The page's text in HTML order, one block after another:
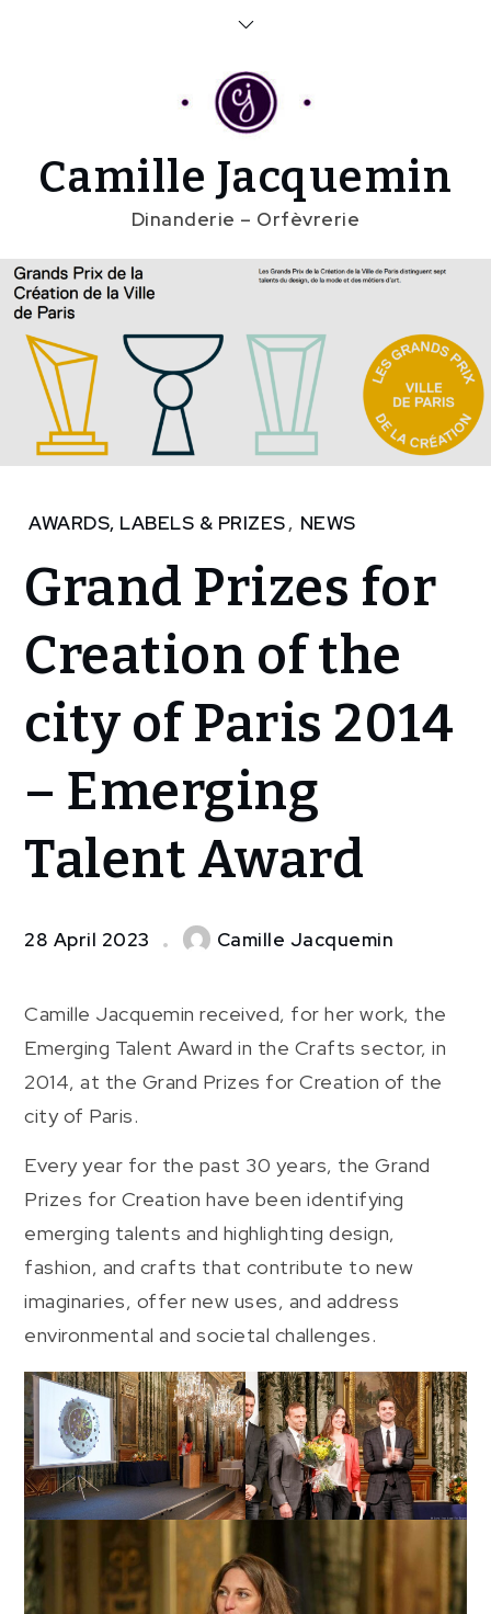
Camille Jacquemin
Dinanderie – Orfèvrerie
Home
Grand
Prizes
Creation
of the
city of
Paris
Emerging
Talent
Award
AWARDS, LABELS & PRIZES, NEWS
Grand Prizes for
Creation of the
city of Paris 2014
– Emerging
Talent Award
28 April 2023 Camille Jacquemin
Camille Jacquemin received, for her work, the
Emerging Talent Award in the Crafts sector, in
2014, at the Grand Prizes for Creation of the
city of Paris.
Every year for the past 30 years, the Grand
Prizes for Creation have been identifying
emerging talents and highlighting design,
fashion, and crafts that contribute to new
imaginaries, offer new uses, and address
environmental and societal challenges.